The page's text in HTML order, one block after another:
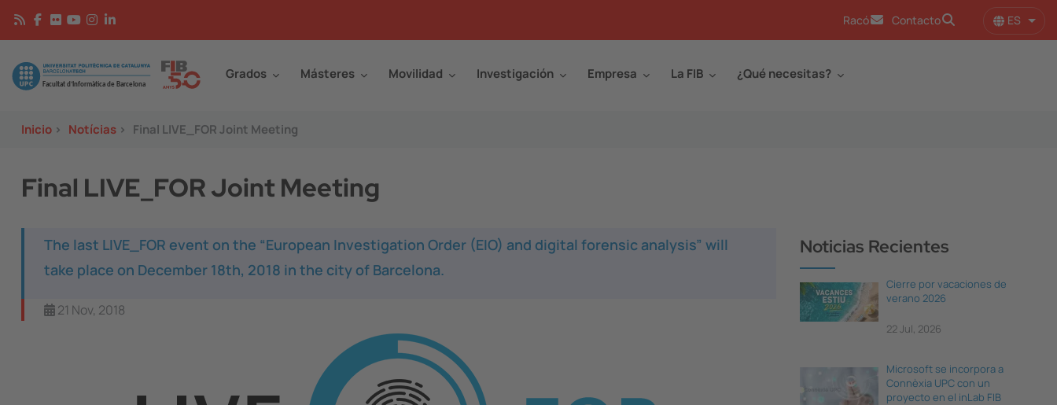
Pasar al contenido principal
Racó Contacto ES
Image Grados Másteres Movilidad Investigación Empresa La FIB ¿Qué necesitas?
Inicio > Notícias > Final LIVE_FOR Joint Meeting
Final LIVE_FOR Joint Meeting
The last LIVE_FOR event on the “European Investigation Order (EIO) and digital forensic analysis” will
take place on December 18th, 2018 in the city of Barcelona.
21 Nov, 2018
Noticias Recientes
Cierre por vacaciones de
verano 2026
22 Jul, 2026
Microsoft se incorpora a
Connèxia UPC con un
proyecto en el inLab FIB